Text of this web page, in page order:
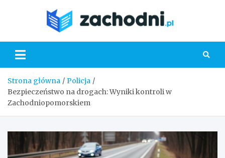
Strona główna
Policja
Bezpieczeństwo na drogach: Wyniki kontroli w
Zachodniopomorskiem